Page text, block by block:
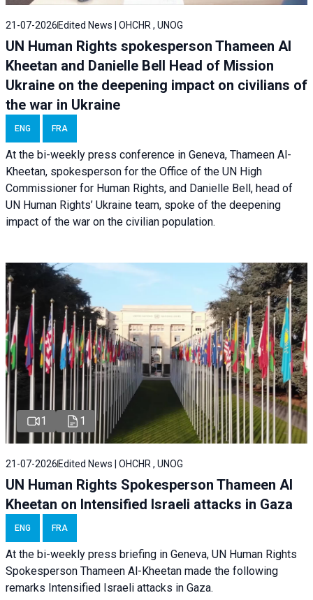
21-07-2026 Edited News | OHCHR , UNOG
UN Human Rights spokesperson Thameen Al
Kheetan and Danielle Bell Head of Mission
Ukraine on the deepening impact on civilians of
the war in Ukraine
ENG FRA
At the bi-weekly press conference in Geneva, Thameen Al-
Kheetan, spokesperson for the Office of the UN High
Commissioner for Human Rights, and Danielle Bell, head of
UN Human Rights’ Ukraine team, spoke of the deepening
impact of the war on the civilian population.
1 1
21-07-2026 Edited News | OHCHR , UNOG
UN Human Rights Spokesperson Thameen Al
Kheetan on Intensified Israeli attacks in Gaza
ENG FRA
At the bi-weekly press briefing in Geneva, UN Human Rights
Spokesperson Thameen Al-Kheetan made the following
remarks Intensified Israeli attacks in Gaza.